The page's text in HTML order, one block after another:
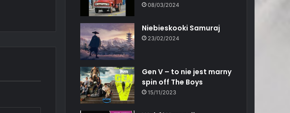
08/03/2024
Niebieskooki Samuraj
23/02/2024
Gen V – to nie jest marny
spin off The Boys
15/11/2023